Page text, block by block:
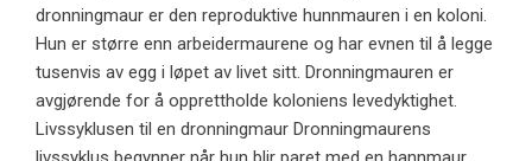
dronningmaur er den reproduktive hunnmauren i en koloni.
Hun er større enn arbeidermaurene og har evnen til å legge
tusenvis av egg i løpet av livet sitt. Dronningmauren er
avgjørende for å opprettholde koloniens levedyktighet.
Livssyklusen til en dronningmaur Dronningmaurens